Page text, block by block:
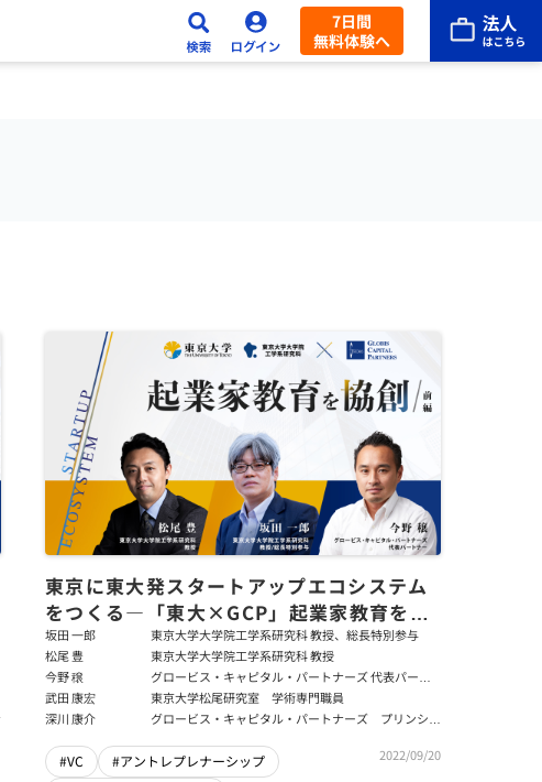
7日間
無料体験へ
東京に東大発スタートアップエコシステム
をつくる―「東大×GCP」起業家教育を協
創（前編）
坂田 一郎
東京大学大学院工学系研究科 教授、総長特別参与
松尾 豊
東京大学大学院工学系研究科 教授
今野 穣
グロービス・キャピタル・パートナーズ 代表パート
ナー
武田 康宏
東京大学松尾研究室 学術専門職員
深川 康介
グロービス・キャピタル・パートナーズ プリンシパ
#VC
#アントレプレナーシップ
2022/09/20